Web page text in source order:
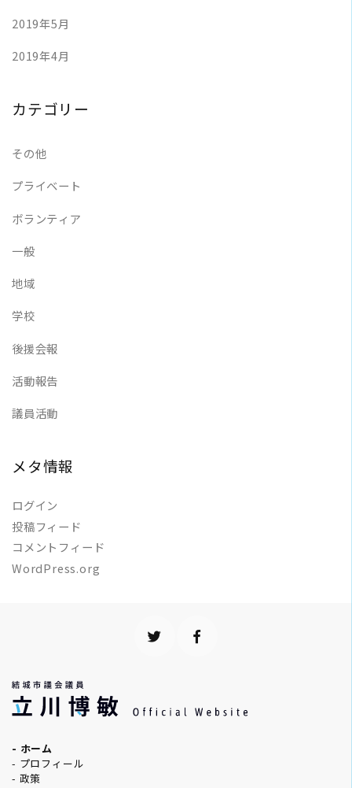
2019年5月
2019年4月
カテゴリー
その他
プライベート
ボランティア
一般
地域
学校
後援会報
活動報告
議員活動
メタ情報
ログイン
投稿フィード
コメントフィード
WordPress.org
- ホーム
- プロフィール
- 政策